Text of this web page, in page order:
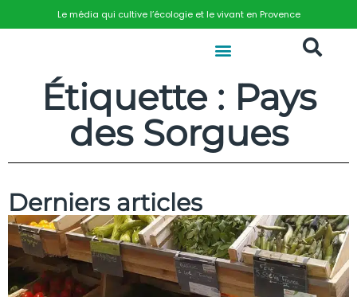
Le média qui cultive l’écologie et le vivant en Provence
Étiquette : Pays
des Sorgues
Derniers articles